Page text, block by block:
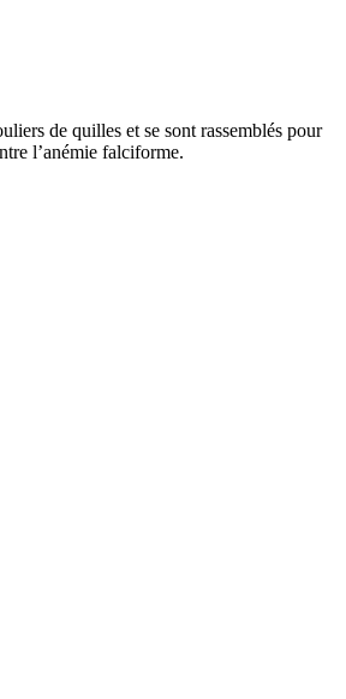
de quilles et se sont rassemblés pour
l’anémie falciforme.